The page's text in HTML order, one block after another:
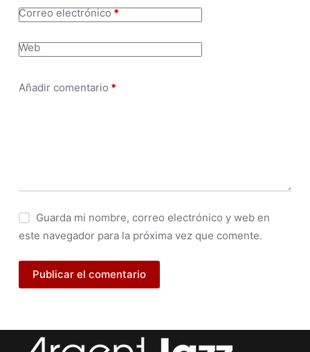
Correo electrónico*
Web
Añadir comentario *
Guarda mi nombre, correo electrónico y web en
este navegador para la próxima vez que comente.
Publicar el comentario